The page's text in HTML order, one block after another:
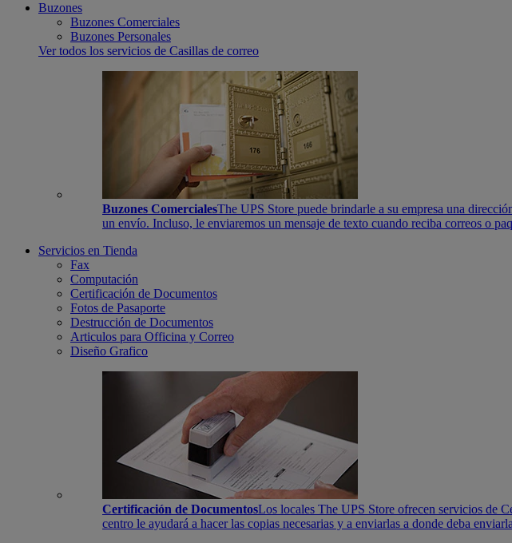
Buzones
Buzones Comerciales
Buzones Personales
Ver todos los servicios de Casillas de correo
Buzones ComercialesThe UPS Store puede brindarle a su empresa una
un envío. Incluso, le enviaremos un mensaje de texto cuando reciba correos o
Servicios en Tienda
Fax
Computación
Certificación de Documentos
Fotos de Pasaporte
Destrucción de Documentos
Articulos para Officina y Correo
Diseño Grafico
Certificación de DocumentosLos locales The UPS Store ofrecen servicios de
centro le ayudará a hacer las copias necesarias y a enviarlas a donde deba